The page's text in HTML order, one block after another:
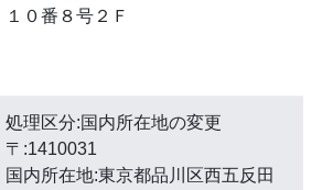
１０番８号２Ｆ
処理区分:国内所在地の変更
〒:1410031
国内所在地:東京都品川区西五反田